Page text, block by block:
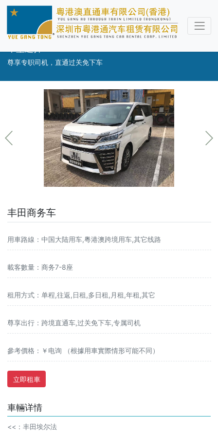
尊享专职司机，直通过关免下车
丰田商务车
用車路線：中国大陆用车,粵港澳跨境用车,其它线路
載客數量：商务7-8座
租用方式：单程,往返,日租,多日租,月租,年租,其它
尊享出行：跨境直通车,过关免下车,专属司机
參考價格：￥电询 （根據用車實際情形可能不同）
立即租車
車輛详情
<<： 丰田埃尔法